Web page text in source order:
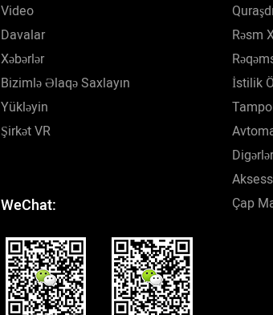
Video
Davalar
Xəbərlər
Bizimlə Əlaqə Saxlayın
Yükləyin
Şirkət VR
WeChat:
Rəsm
İstilik
Çap